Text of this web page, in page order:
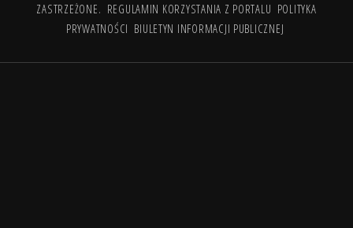
ZASTRZEŻONE. REGULAMIN KORZYSTANIA Z PORTALU POLITYKA
PRYWATNOŚCI BIULETYN INFORMACJI PUBLICZNEJ